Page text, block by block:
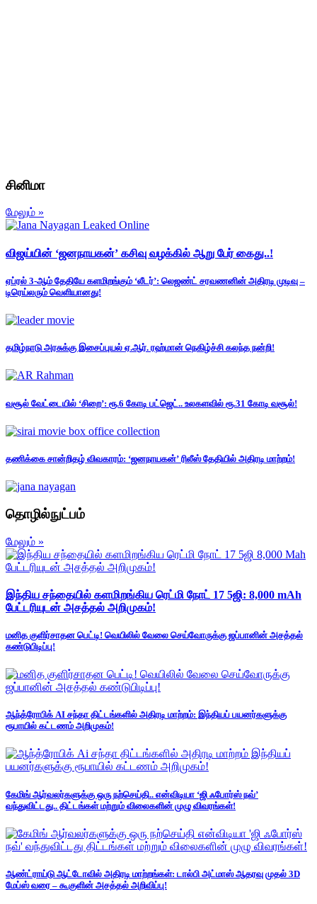
சினிமா
மேலும் »
விஜய்யின் ‘ஜனநாயகன்’ கசிவு வழக்கில் ஆறு பேர் கைது..!
ஏப்ரல் 3-ஆம் தேதியே களமிறங்கும் ‘லீடர்’: லெஜண்ட் சரவணனின் அதிரடி முடிவு –
டிரெய்லரும் வெளியானது!
தமிழ்நாடு அரசுக்கு இசைப்புயல் ஏ.ஆர். ரஹ்மான் நெகிழ்ச்சி கலந்த நன்றி!
வசூல் வேட்டையில் ‘சிறை’: ரூ.6 கோடி பட்ஜெட்.. உலகளவில் ரூ.31 கோடி வசூல்!
தணிக்கை சான்றிதழ் விவகாரம்: ‘ஜனநாயகன்’ ரிலீஸ் தேதியில் அதிரடி மாற்றம்!
தொழில்நுட்பம்
மேலும் »
இந்திய சந்தையில் களமிறங்கிய ரெட்மி நோட் 17 5ஜி: 8,000 mAh
பேட்டரியுடன் அசத்தல் அறிமுகம்!
மனித குளிர்சாதன பெட்டி! வெயிலில் வேலை செய்வோருக்கு ஜப்பானின் அசத்தல்
கண்டுபிடிப்பு!
ஆந்த்ரோபிக் AI சந்தா திட்டங்களில் அதிரடி மாற்றம்: இந்தியப் பயனர்களுக்கு
ரூபாயில் கட்டணம் அறிமுகம்!
கேமிங் ஆர்வலர்களுக்கு ஒரு நற்செய்தி.. என்விடியா ‘ஜி ஃபோர்ஸ் நவ்’
வந்துவிட்டது.. திட்டங்கள் மற்றும் விலைகளின் முழு விவரங்கள்!
ஆண்ட்ராய்டு ஆட்டோவில் அதிரடி மாற்றங்கள்: டால்பி அட்மாஸ் ஆதரவு முதல் 3D
மேப்ஸ் வரை – கூகுளின் அசத்தல் அறிவிப்பு!